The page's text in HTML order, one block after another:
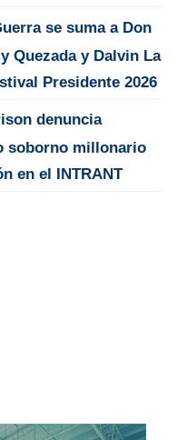
se suma a Don
Quezada y Dalvin La
Presidente 2026
denuncia
soborno millonario
en el INTRANT